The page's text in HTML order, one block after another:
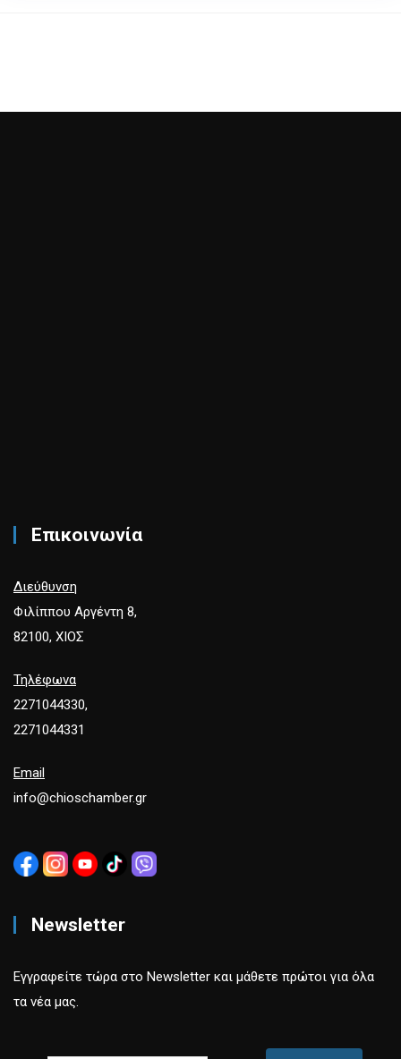
Επικοινωνία
Διεύθυνση
Φιλίππου Αργέντη 8,
82100, ΧΙΟΣ
Τηλέφωνα
2271044330,
2271044331
Email
info@chioschamber.gr
Newsletter
Εγγραφείτε τώρα στο Newsletter και μάθετε πρώτοι για όλα
τα νέα μας.